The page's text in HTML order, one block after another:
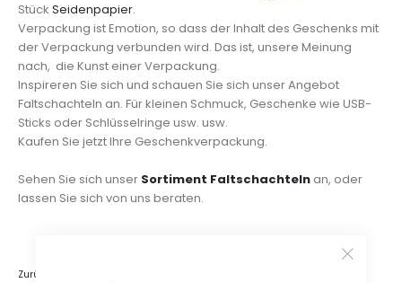
Stück Seidenpapier.
Verpackung ist Emotion, so dass der Inhalt des Geschenks mit
der Verpackung verbunden wird. Das ist, unsere Meinung
nach, die Kunst einer Verpackung.
Inspireren Sie sich und schauen Sie sich unser Angebot
Faltschachteln an. Für kleinen Schmuck, Geschenke wie USB-
Sticks oder Schlüsselringe usw. usw.
Kaufen Sie jetzt Ihre Geschenkverpackung.
Sehen Sie sich unser Sortiment Faltschachteln an, oder
lassen Sie sich von uns beraten.
Zurück